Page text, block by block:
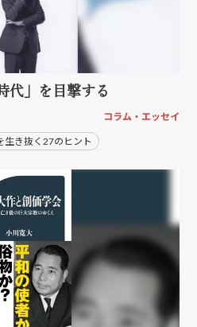
代」を目撃する
コラム・エッセイ
生き抜く27のヒント